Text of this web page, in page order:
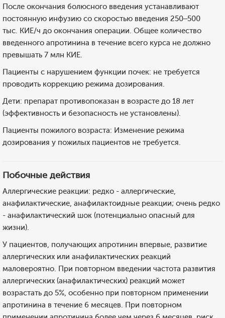
После окончания болюсного введения устанавливают
постоянную инфузию со скоростью введения 250–500
тыс. КИЕ/ч до окончания операции. Общее количество
введенного апротинина в течение всего курса не должно
превышать 7 млн КИЕ.
Пациенты с нарушением функции почек: не требуется
проводить коррекцию режима дозирования.
Дети: препарат противопоказан в возрасте до 18 лет
(эффективность и безопасность не установлены).
Пациенты пожилого возраста: Изменение режима
дозирования у пожилых пациентов не требуется.
Побочные действия
Аллергические реакции: редко - аллергические,
анафилактические, анафилактоидные реакции; очень редко
- анафилактический шок (потенциально опасный для
жизни).
У пациентов, получающих апротинин впервые, развитие
аллергических или анафилактических реакций
маловероятно. При повторном введении частота развития
аллергических (анафилактических) реакций может
возрастать до 5%, особенно при повторном применении
апротинина в течение 6 месяцев. При повторном